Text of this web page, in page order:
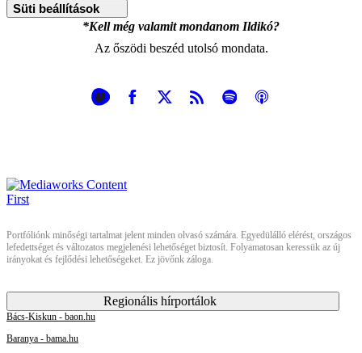
Süti beállítások
*Kell még valamit mondanom Ildikó?
Az őszödi beszéd utolsó mondata.
Portfóliónk minőségi tartalmat jelent minden olvasó számára. Egyedülálló elérést, országos
lefedettséget és változatos megjelenési lehetőséget biztosít. Folyamatosan keressük az új
irányokat és fejlődési lehetőségeket. Ez jövőnk záloga.
Regionális hírportálok
Bács-Kiskun - baon.hu
Baranya - bama.hu